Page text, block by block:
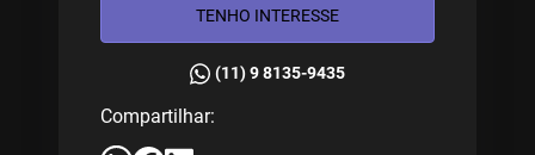
TENHO INTERESSE
(11) 9 8135-9435
Compartilhar: